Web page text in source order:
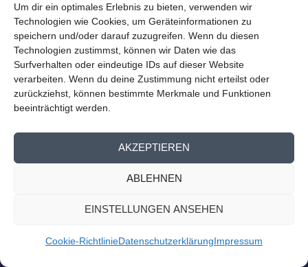
Um dir ein optimales Erlebnis zu bieten, verwenden wir
Technologien wie Cookies, um Geräteinformationen zu
speichern und/oder darauf zuzugreifen. Wenn du diesen
Technologien zustimmst, können wir Daten wie das
Surfverhalten oder eindeutige IDs auf dieser Website
verarbeiten. Wenn du deine Zustimmung nicht erteilst oder
zurückziehst, können bestimmte Merkmale und Funktionen
beeinträchtigt werden.
AKZEPTIEREN
ABLEHNEN
EINSTELLUNGEN ANSEHEN
Cookie-RichtlinieDatenschutzerklärungImpressum
Logistiknetzwerk beim Mitteldeutschen Exporttag Am
13. September findet der 14. Mitteldeutsche...
WEITERLESEN